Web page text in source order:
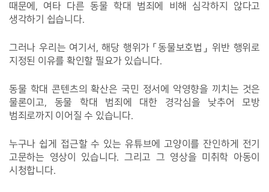
때문에, 여타 다른 동물 학대 범죄에 비해 심각하지 않다고
생각하기 쉽습니다.
그러나 우리는 여기서, 해당 행위가 「동물보호법」 위반 행위로
지정된 이유를 확인할 필요가 있습니다.
동물 학대 콘텐츠의 확산은 국민 정서에 악영향을 끼치는 것은
물론이고, 동물 학대 범죄에 대한 경각심을 낮추어 모방
범죄로까지 이어질 수 있습니다.
누구나 쉽게 접근할 수 있는 유튜브에 고양이를 잔인하게 전기
고문하는 영상이 있습니다. 그리고 그 영상을 미취학 아동이
시청합니다.